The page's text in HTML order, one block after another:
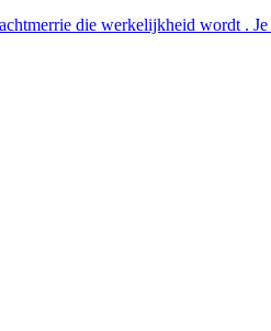
die werkelijkheid wordt .